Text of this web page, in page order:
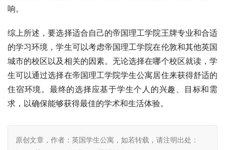
响。
综上所述，要选择适合自己的帝国理工学院王牌专业和合适
的学习环境，学生可以考虑帝国理工学院在伦敦和其他英国
城市的校区以及相关的因素。无论选择在哪个校区就读，学
生可以通过选择在帝国理工学院学生公寓居住来获得舒适的
住宿环境。最终的选择应基于学生个人的兴趣、目标和需
求，以确保能够获得最佳的学术和生活体验。
原创文章，作者：英国学生公寓，如若转载，请注明出处：